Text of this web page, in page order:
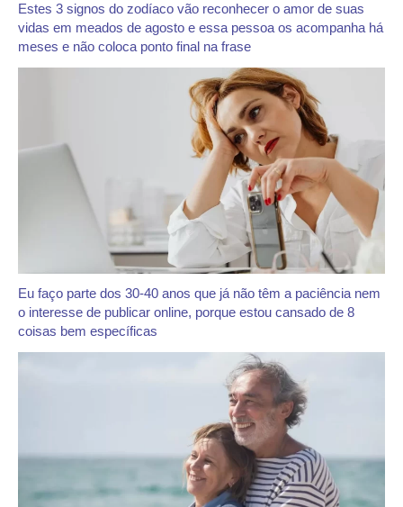
Estes 3 signos do zodíaco vão reconhecer o amor de suas
vidas em meados de agosto e essa pessoa os acompanha há
meses e não coloca ponto final na frase
Eu faço parte dos 30-40 anos que já não têm a paciência nem
o interesse de publicar online, porque estou cansado de 8
coisas bem específicas